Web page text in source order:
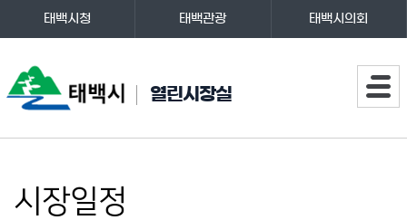
열린시장실
태백시청 태백관광 태백시의회
시장일정